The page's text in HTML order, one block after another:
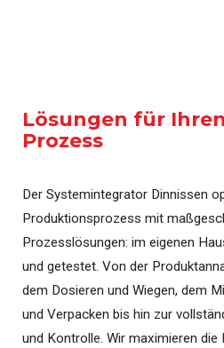
Lösungen für
Prozess
Der Systemintegrator Dinnissen
Produktionsprozess mit
Prozesslösungen: im eigenen
und getestet. Von der
dem Dosieren und Wiegen, dem
und Verpacken bis hin zur
und Kontrolle. Wir maximieren